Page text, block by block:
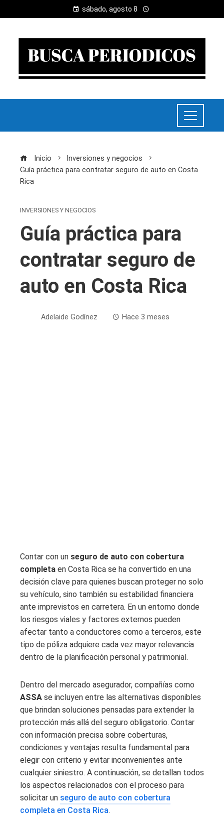
sábado, agosto 8
Inicio
Inversiones y negocios
Guía práctica para contratar seguro de auto en Costa
Rica
INVERSIONES Y NEGOCIOS
Guía práctica para
contratar seguro de
auto en Costa Rica
Adelaide Godínez Hace 3 meses
Contar con un seguro de auto con cobertura
completa en Costa Rica se ha convertido en una
decisión clave para quienes buscan proteger no solo
su vehículo, sino también su estabilidad financiera
ante imprevistos en carretera. En un entorno donde
los riesgos viales y factores externos pueden
afectar tanto a conductores como a terceros, este
tipo de póliza adquiere cada vez mayor relevancia
dentro de la planificación personal y patrimonial.
Dentro del mercado asegurador, compañías como
ASSA se incluyen entre las alternativas disponibles
que brindan soluciones pensadas para extender la
protección más allá del seguro obligatorio. Contar
con información precisa sobre coberturas,
condiciones y ventajas resulta fundamental para
elegir con criterio y evitar inconvenientes ante
cualquier siniestro. A continuación, se detallan todos
los aspectos relacionados con el proceso para
solicitar un seguro de auto con cobertura
completa en Costa Rica.